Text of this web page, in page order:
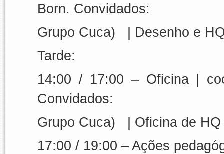
Born. Convidados:
Grupo Cuca)
| Desenho e
Tarde:
14:00 / 17:00 – Oficina |
Convidados:
Grupo Cuca)
| Oficina de HQ
17:00 / 19:00 –Ações